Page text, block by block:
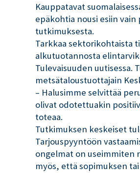
Kauppatavat
epäkohtia nousi esiin vain
tutkimuksesta.
Tarkkaa sektorikohtaista
alkutuotannosta
Tulevaisuuden uutisessa.
metsätaloustuottajain
– Halusimme selvittää
olivat odotettuakin
toteaa.
Tutkimuksen keskeiset
Tarjouspyyntöön
ongelmat on useimmiten
myös, että sopimuksen